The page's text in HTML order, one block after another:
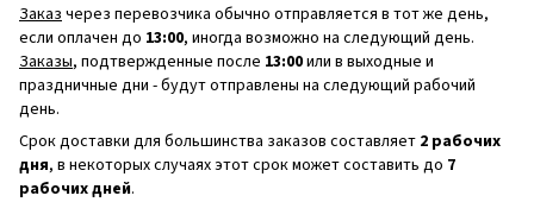
Заказ через перевозчика обычно отправляется в тот же день,
если оплачен до 13:00, иногда возможно на следующий день.
Заказы, подтвержденные после 13:00или в выходные и
праздничные дни - будут отправлены на следующий рабочий
день.
Срок доставки для большинства заказов составляет 2 рабочих
дня, в некоторых случаях этот срок может составить до 7
рабочих дней.